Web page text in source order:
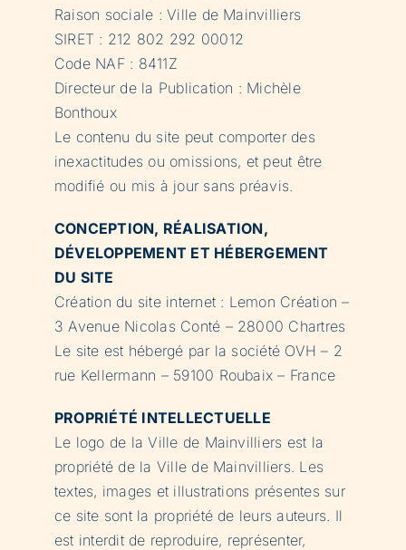
Raison sociale : Ville de Mainvilliers
SIRET : 212 802 292 00012
Code NAF : 8411Z
Directeur de la Publication : Michèle
Bonthoux
Le contenu du site peut comporter des
inexactitudes ou omissions, et peut être
modifié ou mis à jour sans préavis.
CONCEPTION, RÉALISATION,
DÉVELOPPEMENT ET HÉBERGEMENT
DU SITE
Création du site internet : Lemon Création –
3 Avenue Nicolas Conté – 28000 Chartres
Le site est hébergé par la société OVH – 2
rue Kellermann – 59100 Roubaix – France
PROPRIÉTÉ INTELLECTUELLE
Le logo de la Ville de Mainvilliers est la
propriété de la Ville de Mainvilliers. Les
textes, images et illustrations présentes sur
ce site sont la propriété de leurs auteurs. Il
est interdit de reproduire, représenter,